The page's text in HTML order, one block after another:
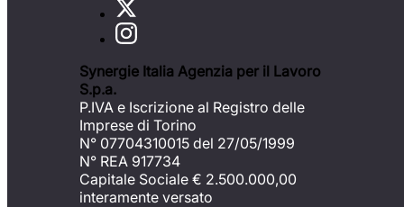
Synergie Italia Agenzia per il Lavoro
S.p.a.
P.IVA e Iscrizione al Registro delle
Imprese di Torino
N° 07704310015 del 27/05/1999
N° REA 917734
Capitale Sociale € 2.500.000,00
interamente versato